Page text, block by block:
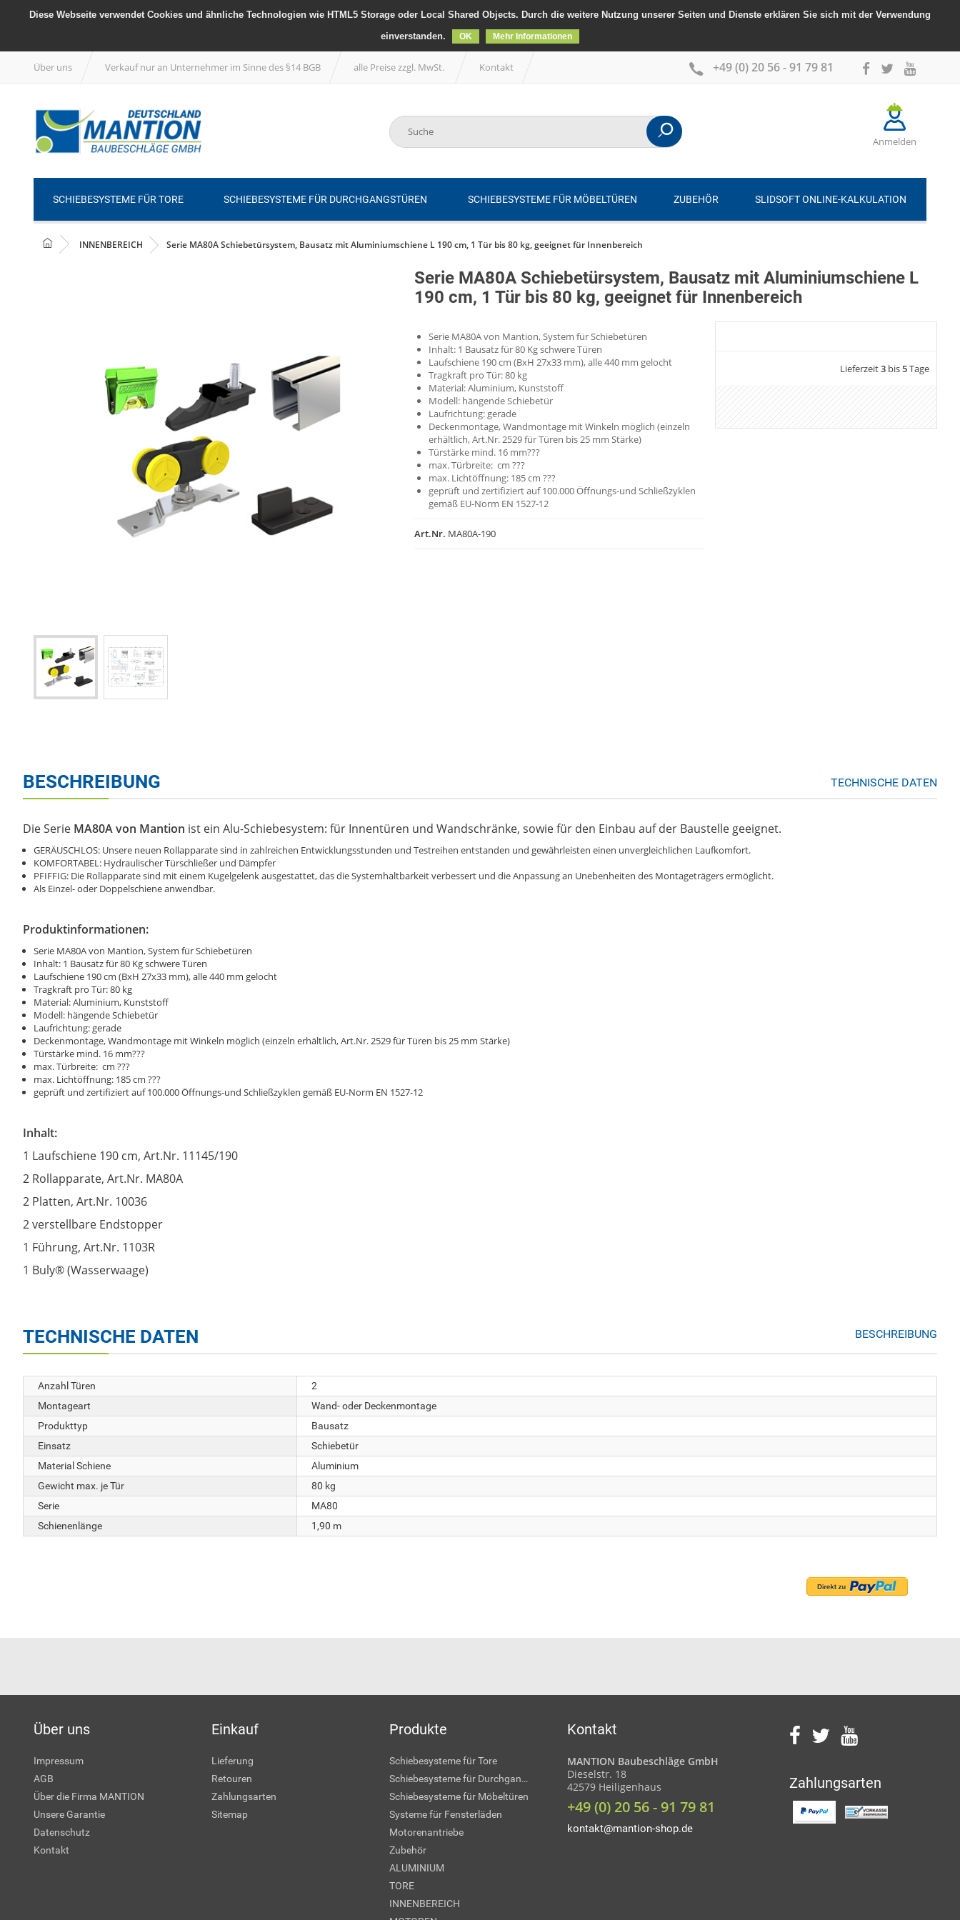
Diese Webseite verwendet Cookies und ähnliche Technologien wie HTML5 Storage oder Local Shared Objects. Durch die weitere Nutzung unserer Seiten und Dienste erklären Sie sich mit der Verwendung
einverstanden.
OK Mehr Informationen
Über uns Verkauf nur an Unternehmer im Sinne des §14 BGB alle Preise zzgl. MwSt. Kontakt +49 (0) 20 56 - 91 79 81
Anmelden
SCHIEBESYSTEME FÜR TORE SCHIEBESYSTEME FÜR DURCHGANGSTÜREN SCHIEBESYSTEME FÜR MÖBELTÜREN ZUBEHÖR SLIDSOFT ONLINE-KALKULATION
INNENBEREICH Serie MA80A Schiebetürsystem, Bausatz mit Aluminiumschiene L 190 cm, 1 Tür bis 80 kg, geeignet für Innenbereich
Serie MA80A Schiebetürsystem, Bausatz mit Aluminiumschiene L
190 cm, 1 Tür bis 80 kg, geeignet für Innenbereich
Serie MA80A von Mantion, System für Schiebetüren
Inhalt: 1 Bausatz für 80 Kg schwere Türen
Laufschiene 190 cm (BxH 27x33 mm), alle 440 mm gelocht
Tragkraft pro Tür: 80 kg
Material: Aluminium, Kunststoff
Modell: hängende Schiebetür
Laufrichtung: gerade
Deckenmontage, Wandmontage mit Winkeln möglich (einzeln
erhältlich, Art.Nr. 2529 für Türen bis 25 mm Stärke)
Türstärke mind. 16 mm???
max. Türbreite: cm ???
max. Lichtöffnung: 185 cm ???
geprüft und zertifiziert auf 100.000 Öffnungs-und Schließzyklen
gemäß EU-Norm EN 1527-12
Art.Nr. MA80A-190
Lieferzeit3bis5Tage
BESCHREIBUNG TECHNISCHE DATEN
Die Serie MA80A von Mantion ist ein Alu-Schiebesystem: für Innentüren und Wandschränke, sowie für den Einbau auf der Baustelle geeignet.
GERÄUSCHLOS: Unsere neuen Rollapparate sind in zahlreichen Entwicklungsstunden und Testreihen entstanden und gewährleisten einen unvergleichlichen Laufkomfort.
KOMFORTABEL: Hydraulischer Türschließer und Dämpfer
PFIFFIG: Die Rollapparate sind mit einem Kugelgelenk ausgestattet, das die Systemhaltbarkeit verbessert und die Anpassung an Unebenheiten des Montageträgers ermöglicht.
Als Einzel- oder Doppelschiene anwendbar.
Produktinformationen:
Serie MA80A von Mantion, System für Schiebetüren
Inhalt: 1 Bausatz für 80 Kg schwere Türen
Laufschiene 190 cm (BxH 27x33 mm), alle 440 mm gelocht
Tragkraft pro Tür: 80 kg
Material: Aluminium, Kunststoff
Modell: hängende Schiebetür
Laufrichtung: gerade
Deckenmontage, Wandmontage mit Winkeln möglich (einzeln erhältlich, Art.Nr. 2529 für Türen bis 25 mm Stärke)
Türstärke mind. 16 mm???
max. Türbreite: cm ???
max. Lichtöffnung: 185 cm ???
geprüft und zertifiziert auf 100.000 Öffnungs-und Schließzyklen gemäß EU-Norm EN 1527-12
Inhalt:
1 Laufschiene 190 cm, Art.Nr. 11145/190
2 Rollapparate, Art.Nr. MA80A
2 Platten, Art.Nr. 10036
2 verstellbare Endstopper
1 Führung, Art.Nr. 1103R
1 Buly® (Wasserwaage)
TECHNISCHE DATEN BESCHREIBUNG
Anzahl Türen
2
Montageart
Wand- oder Deckenmontage
Produkttyp
Bausatz
Einsatz
Schiebetür
Material Schiene
Aluminium
Gewicht max. je Tür
80 kg
Serie
MA80
Schienenlänge
1,90 m
Über uns
Impressum
AGB
Über die Firma MANTION
Unsere Garantie
Datenschutz
Kontakt
Einkauf
Lieferung
Retouren
Zahlungsarten
Sitemap
Produkte
Schiebesysteme für Tore
Schiebesysteme für Durchgangstüren
Schiebesysteme für Möbeltüren
Systeme für Fensterläden
Motorenantriebe
Zubehör
ALUMINIUM
TORE
INNENBEREICH
Kontakt
MANTION Baubeschläge GmbH
Dieselstr. 18
42579 Heiligenhaus
+49 (0) 20 56 - 91 79 81
kontakt@mantion-shop.de
Zahlungsarten